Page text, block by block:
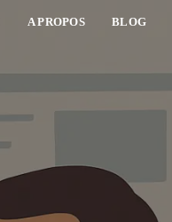
A PROPOS BLOG